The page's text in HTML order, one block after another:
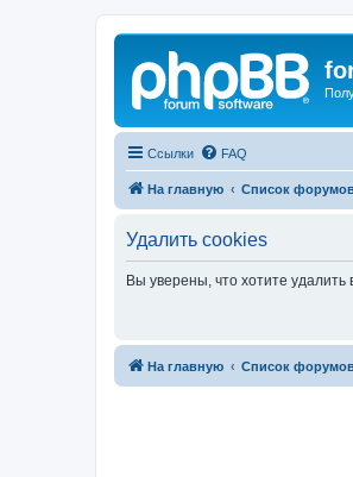
Ссылки FAQ
На главную Список
Удалить cookies
Вы уверены, что хотите
На главную Список